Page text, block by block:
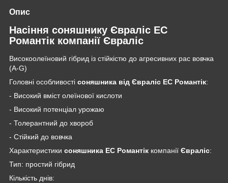
Опис
Насіння соняшнику Євраліс ЕС
Романтік компанії Євраліс
Високоолеїновий гібрид із стійкістю до агресивних рас вовчка
(A-G)
Головні особливості соняшника від Євраліс ЕС Романтік:
- Високий вміст олеїнової кислоти
- Високий потенціал урожаю
- Толерантний до хвороб
- Стійкий до вовчка
Характеристики соняшника ЕС Романтік компанії Євраліс:
Тип: простий гібрид
Кількість днів: